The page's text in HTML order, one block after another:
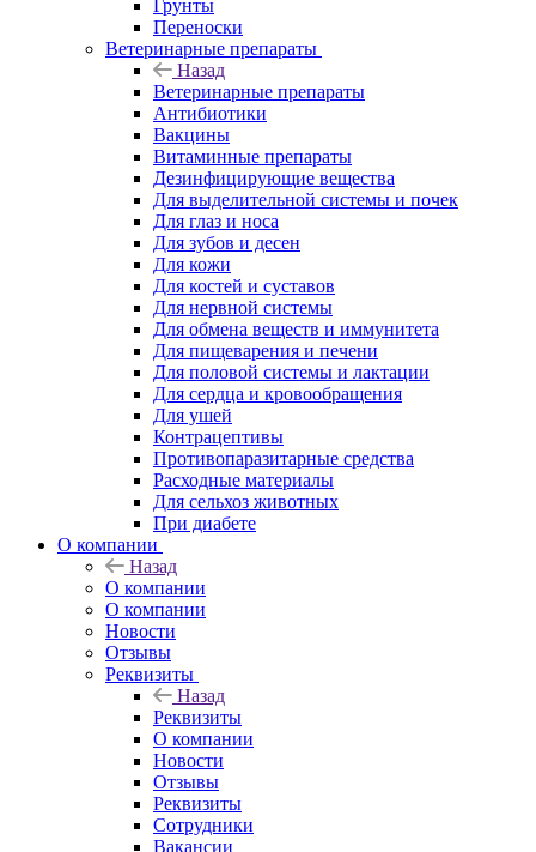
Грунты
Переноски
Ветеринарные препараты
Назад
Ветеринарные препараты
Антибиотики
Вакцины
Витаминные препараты
Дезинфицирующие вещества
Для выделительной системы и почек
Для глаз и носа
Для зубов и десен
Для кожи
Для костей и суставов
Для нервной системы
Для обмена веществ и иммунитета
Для пищеварения и печени
Для половой системы и лактации
Для сердца и кровообращения
Для ушей
Контрацептивы
Противопаразитарные средства
Расходные материалы
Для сельхоз животных
При диабете
О компании
Назад
О компании
О компании
Новости
Отзывы
Реквизиты
Назад
Реквизиты
О компании
Новости
Отзывы
Реквизиты
Сотрудники
Вакансии